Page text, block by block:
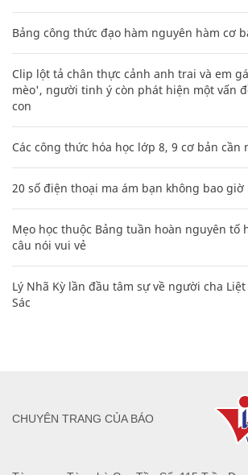
Bảng công thức đạo hàm nguyên hàm cơ
Clip lột tả chân thực cảnh anh trai và em
mèo', người tinh ý còn phát hiện một vấn
con
Các công thức hóa học lớp 8, 9 cơ bản cần
20 số điện thoại ma ám bạn không bao giờ
Mẹo học thuộc Bảng tuần hoàn nguyên tố
câu nói vui vẻ
Lý Nhã Kỳ lần đầu tâm sự về người cha
Sác
CHUYÊN TRANG CỦA BÁO